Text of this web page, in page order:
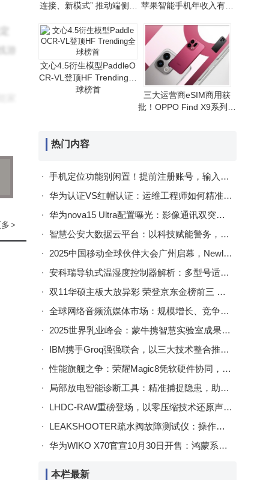
通
>
连接、新模式” 推动端侧AI
苹果智能手机年收入有望
文心4.5衍生模型PaddleO
CR-VL登顶HF Trending全
球榜首
三大运营商eSIM商用获
批！OPPO Find X9系列首
热门内容
手机定位功能别闲置！提前注册账号，输入手机号就能知对方位置
华为认证VS红帽认证：运维工程师如何精准选择助力职业发展？
华为nova15 Ultra配置曝光：影像通讯双突破，工艺续航再提升
智慧公安大数据云平台：以科技赋能警务，构建城市安全治理新生态
2025中国移动全球伙伴大会广州启幕，Newline获誉并展示AI+视联网多元场景实践
安科瑞导轨式温湿度控制器解析：多型号适配，功能多样精准控温湿
双11华硕主板大放异彩 荣登京东金榜前三 热门型号优惠抢购中
全球网络音频流媒体市场：规模增长、竞争格局与发展新机遇
2025世界乳业峰会：蒙牛携智慧实验室成果亮相，赋能全球乳业数智转型
IBM携手Groq强强联合，以三大技术整合推动企业级AI高效落地
性能旗舰之争：荣耀Magic8凭软硬件协同，成今年旗舰机优选答案
局部放电智能诊断工具：精准捕捉隐患，助力电力系统安全稳定运行
LHDC-RAW重磅登场，以零压缩技术还原声音本真魅力
LEAKSHOOTER疏水阀故障测试仪：操作便捷检测准，功能多样适应广
华为WIKO X70官宣10月30日开售：鸿蒙系统+北斗卫星，轻薄大电池或成亮点
本栏最新